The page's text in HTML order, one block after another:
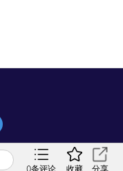
0条评论 收藏 分享